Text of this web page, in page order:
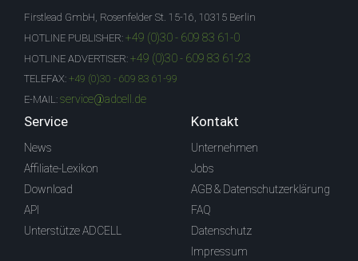
Firstlead GmbH, Rosenfelder St. 15-16, 10315 Berlin
HOTLINE PUBLISHER: +49 (0)30 - 609 83 61-0
HOTLINE ADVERTISER: +49 (0)30 - 609 83 61-23
TELEFAX: +49 (0)30 - 609 83 61-99
E-MAIL: service@adcell.de
Service
News
Affiliate-Lexikon
Download
API
Unterstütze ADCELL
Kontakt
Unternehmen
Jobs
AGB & Datenschutzerklärung
FAQ
Datenschutz
Impressum